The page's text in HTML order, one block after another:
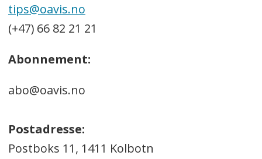
tips@oavis.no
(+47) 66 82 21 21
Abonnement:
abo@oavis.no
Postadresse:
Postboks 11, 1411 Kolbotn